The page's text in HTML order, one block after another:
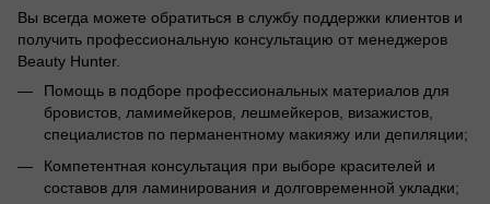
Вы всегда можете обратиться в службу поддержки клиентов и
получить профессиональную консультацию от менеджеров
Beauty Hunter.
Помощь в подборе профессиональных материалов для
бровистов, ламимейкеров, лешмейкеров, визажистов,
специалистов по перманентному макияжу или депиляции;
Компетентная консультация при выборе красителей и
составов для ламинирования и долговременной укладки;